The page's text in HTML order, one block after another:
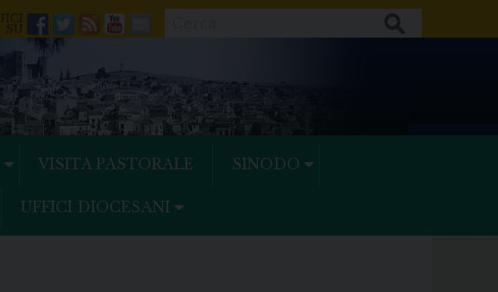
Facebook
Twitter
FeedsYoutube
Mail
VISITA PASTORALE SINODO
UFFICI DIOCESANI